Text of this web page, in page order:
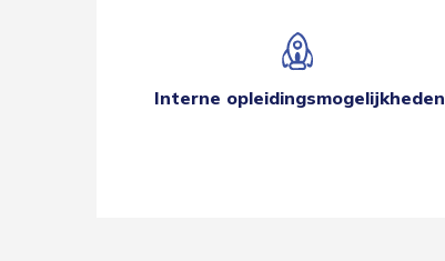
Interne opleidingsmogelijkheden